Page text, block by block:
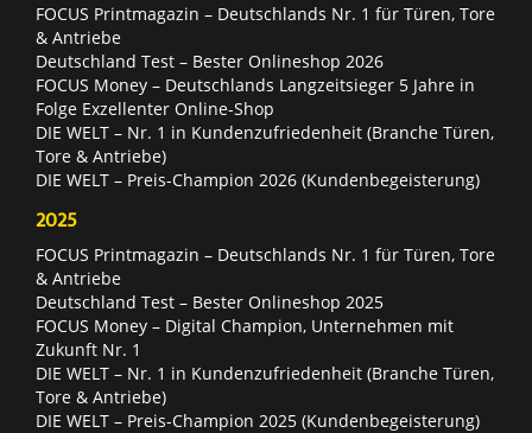
FOCUS Printmagazin – Deutschlands Nr. 1 für Türen, Tore
& Antriebe
Deutschland Test – Bester Onlineshop 2026
FOCUS Money – Deutschlands Langzeitsieger 5 Jahre in
Folge Exzellenter Online-Shop
DIE WELT – Nr. 1 in Kundenzufriedenheit (Branche Türen,
Tore & Antriebe)
DIE WELT – Preis-Champion 2026 (Kundenbegeisterung)
2025
FOCUS Printmagazin – Deutschlands Nr. 1 für Türen, Tore
& Antriebe
Deutschland Test – Bester Onlineshop 2025
FOCUS Money – Digital Champion, Unternehmen mit
Zukunft Nr. 1
DIE WELT – Nr. 1 in Kundenzufriedenheit (Branche Türen,
Tore & Antriebe)
DIE WELT – Preis-Champion 2025 (Kundenbegeisterung)